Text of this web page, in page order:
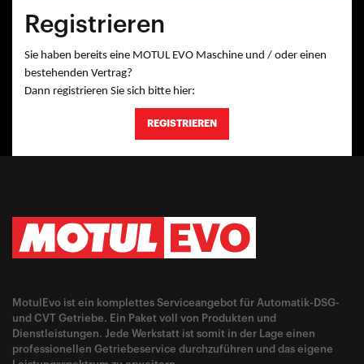
Registrieren
Sie haben bereits eine MOTUL EVO Maschine und / oder einen
bestehenden Vertrag?
Dann registrieren Sie sich bitte hier:
REGISTRIEREN
MotulEvo ist ein komplettes Serviceangebot für Automatik-DSG-
und CVT Getriebe. Ein Paket voll von Produkten und
Dienstleistungen. Jede Werkstatt ist somit in der Lage einen
professionellen Getriebeservice durchzuführen und das eigene